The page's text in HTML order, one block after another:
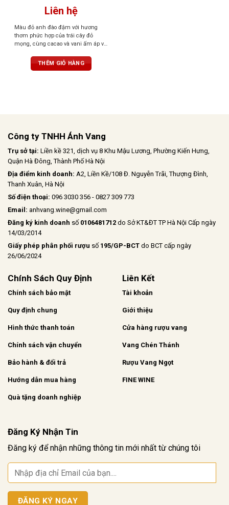
Liên hệ
Màu đỏ anh đào đậm với hương
thơm phức hợp của trái cây đỏ
mọng, cùng cacao và vani ấm áp và
mượt, dư vị cân bằng và thanh lịch
THÊM GIỎ HÀNG
Công ty TNHH Ánh Vang
Trụ sở tại: Liền kề 321, dịch vụ 8 Khu Mậu Lương, Phường Kiến Hưng,
Quận Hà Đông, Thành Phố Hà Nội
Địa điểm kinh doanh: A2, Liền Kề/108 Đ. Nguyễn Trãi, Thượng Đình,
Thanh Xuân, Hà Nội
Số điện thoại: 096 3030 356 - 0827 309 773
Email: anhvang.wine@gmail.com
Đăng ký kinh doanh số 0106481712 do Sở KT&ĐT TP Hà Nội Cấp ngày
14/03/2014
Giấy phép phân phối rượu số 195/GP-BCT do BCT cấp ngày
26/06/2024
Chính Sách Quy Định
Chính sách bảo mật
Quy định chung
Hình thức thanh toán
Chính sách vận chuyển
Bảo hành & đổi trả
Hướng dẫn mua hàng
Quà tặng doanh nghiệp
Liên Kết
Tài khoản
Giới thiệu
Cửa hàng rượu vang
Vang Chén Thánh
Rượu Vang Ngọt
FINE WINE
Đăng Ký Nhận Tin
Đăng ký để nhận những thông tin mới nhất từ chúng tôi